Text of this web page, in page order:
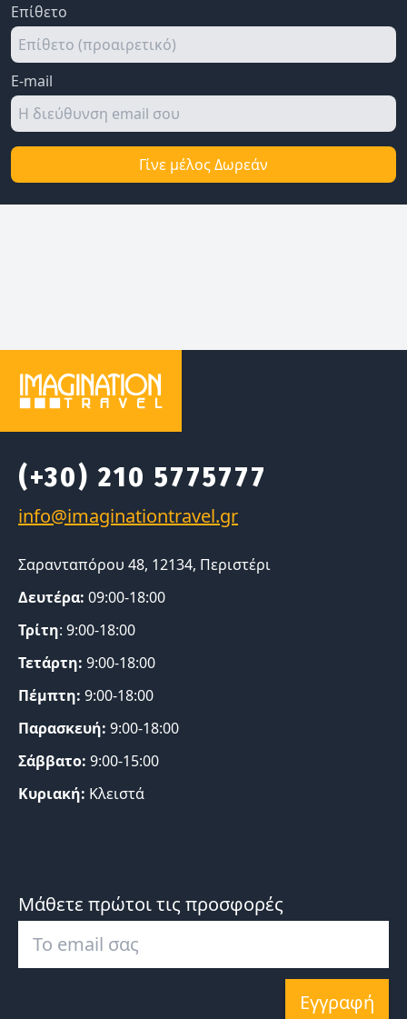
Επίθετο
E-mail
Γίνε μέλος Δωρεάν
(+30) 210 5775777
Σαρανταπόρου 48, 12134, Περιστέρι
Δευτέρα: 09:00-18:00
Τρίτη: 9:00-18:00
Τετάρτη: 9:00-18:00
Πέμπτη: 9:00-18:00
Παρασκευή: 9:00-18:00
Σάββατο: 9:00-15:00
Κυριακή: Κλειστά
Μάθετε πρώτοι τις προσφορές
Εγγραφή